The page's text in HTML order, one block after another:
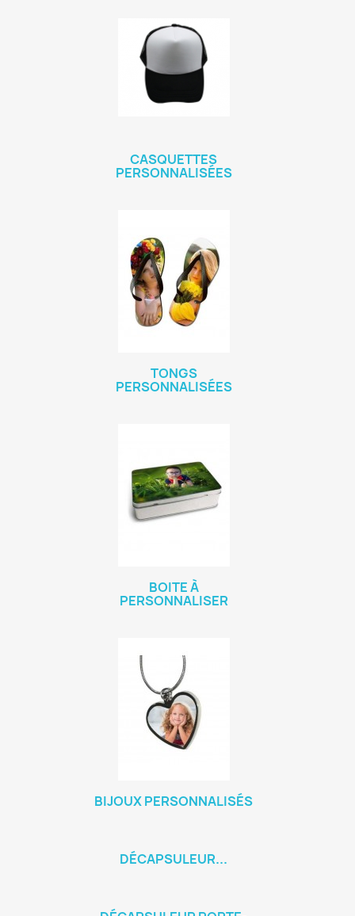
CASQUETTES
PERSONNALISÉES
TONGS
PERSONNALISÉES
BOITE À
PERSONNALISER
BIJOUX PERSONNALISÉS
DÉCAPSULEUR...